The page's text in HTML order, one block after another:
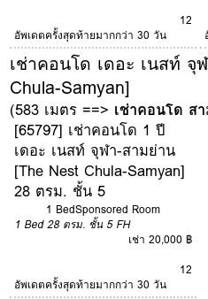
12
อัพเดตครั้งสุดท้ายมากกว่า 30 วัน
เช่าคอนโด เดอะ เนสท์ จุ
Chula-Samyan]
(583 เมตร ==> เช่าคอนโด ส
[65797] เช่าคอนโด 1 ปี
เดอะ เนสท์ จุฬา-สามย่าน
[The Nest Chula-Samyan]
28 ตรม. ชั้น 5
1 BedSponsored Room
1 Bed 28 ตรม. ชั้น 5 FH
เช่า 20,000 ฿
12
อัพเดตครั้งสุดท้ายมากกว่า 30 วัน